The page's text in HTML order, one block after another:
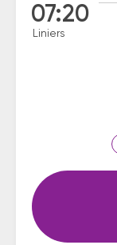
07:20
Liniers